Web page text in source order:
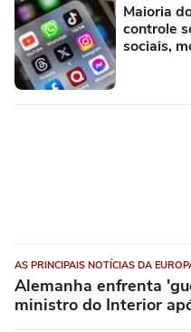
Maioria
controle
sociais,
AS PRINCIPAIS NOTÍCIAS DA
Alemanha enfrenta
ministro do Interior